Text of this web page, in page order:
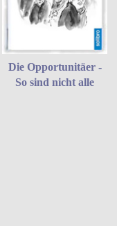
Die Opportunitäer -
So sind nicht alle